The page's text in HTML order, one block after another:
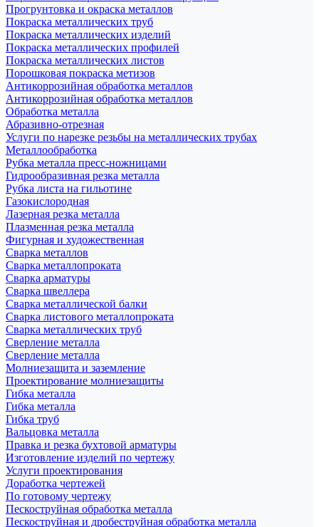
Прогрунтовка и окраска металлов
Покраска металлических труб
Покраска металлических изделий
Покраска металлических профилей
Покраска металлических листов
Порошковая покраска метизов
Антикоррозийная обработка металлов
Антикоррозийная обработка металлов
Обработка металла
Абразивно-отрезная
Услуги по нарезке резьбы на металлических трубах
Металлообработка
Рубка металла пресс-ножницами
Гидрообразивная резка металла
Рубка листа на гильотине
Газокислородная
Лазерная резка металла
Плазменная резка металла
Фигурная и художественная
Сварка металлов
Сварка металлопроката
Сварка арматуры
Сварка швеллера
Сварка металлической балки
Сварка листового металлопроката
Сварка металлических труб
Сверление металла
Сверление металла
Молниезащита и заземление
Проектирование молниезащиты
Гибка металла
Гибка металла
Гибка труб
Вальцовка металла
Правка и резка бухтовой арматуры
Изготовление изделий по чертежу
Услуги проектирования
Доработка чертежей
По готовому чертежу
Пескоструйная обработка металла
Пескоструйная и дробеструйная обработка металла